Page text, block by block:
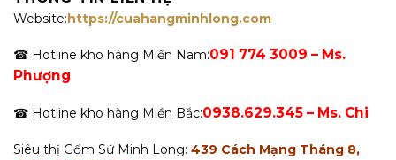
Website:https://cuahangminhlong.com
☎ Hotline kho hàng Miền Nam:091 774 3009 – Ms.
Phượng
☎ Hotline kho hàng Miền Bắc:0938.629.345 – Ms. Chi
Siêu thị Gốm Sứ Minh Long: 439 Cách Mạng Tháng 8,